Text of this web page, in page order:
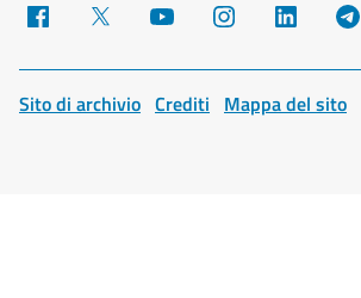
Facebook YouTube Instagram LinkedIn
Sito di archivio Crediti Mappa del sito